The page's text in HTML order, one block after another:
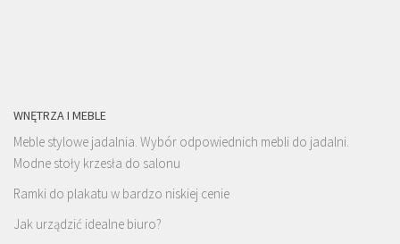
WNĘTRZA I MEBLE
Meble stylowe jadalnia. Wybór odpowiednich mebli do jadalni.
Modne stoły krzesła do salonu
Ramki do plakatu w bardzo niskiej cenie
Jak urządzić idealne biuro?